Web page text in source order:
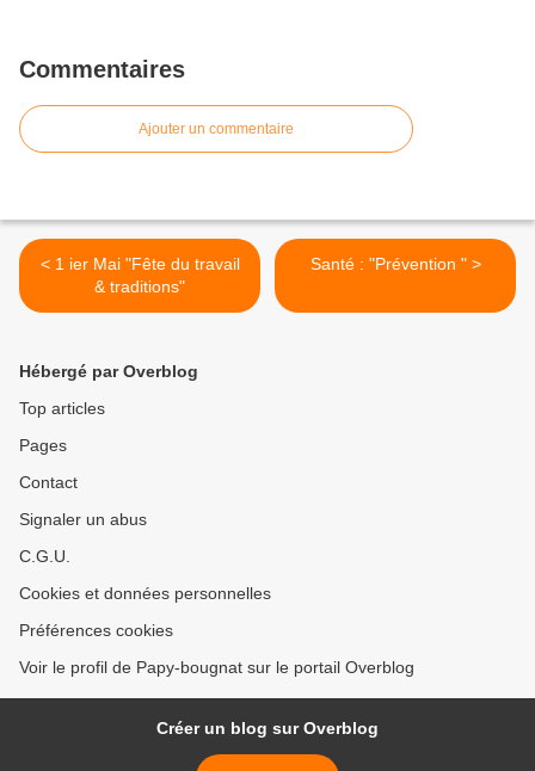
Commentaires
Ajouter un commentaire
< 1 ier Mai "Fête du travail
& traditions"
Santé : "Prévention " >
Hébergé par Overblog
Top articles
Pages
Contact
Signaler un abus
C.G.U.
Cookies et données personnelles
Préférences cookies
Voir le profil de Papy-bougnat sur le portail Overblog
Créer un blog sur Overblog